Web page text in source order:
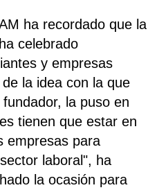
ha recordado que la
celebrado
y empresas
la idea con la que
la puso en
tienen que estar en
empresas para
laboral", ha
la ocasión para